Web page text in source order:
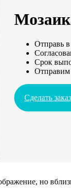
Отправь в
Срок
Сделать заказ
но